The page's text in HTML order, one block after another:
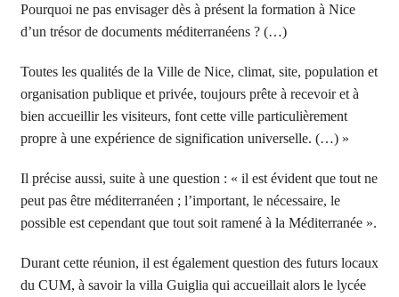
Pourquoi ne pas envisager dès à présent la formation à Nice
d’un trésor de documents méditerranéens ? (…)
Toutes les qualités de la Ville de Nice, climat, site, population et
organisation publique et privée, toujours prête à recevoir et à
bien accueillir les visiteurs, font cette ville particulièrement
propre à une expérience de signification universelle. (…) »
Il précise aussi, suite à une question : « il est évident que tout ne
peut pas être méditerranéen ; l’important, le nécessaire, le
possible est cependant que tout soit ramené à la Méditerranée ».
Durant cette réunion, il est également question des futurs locaux
du CUM, à savoir la villa Guiglia qui accueillait alors le lycée